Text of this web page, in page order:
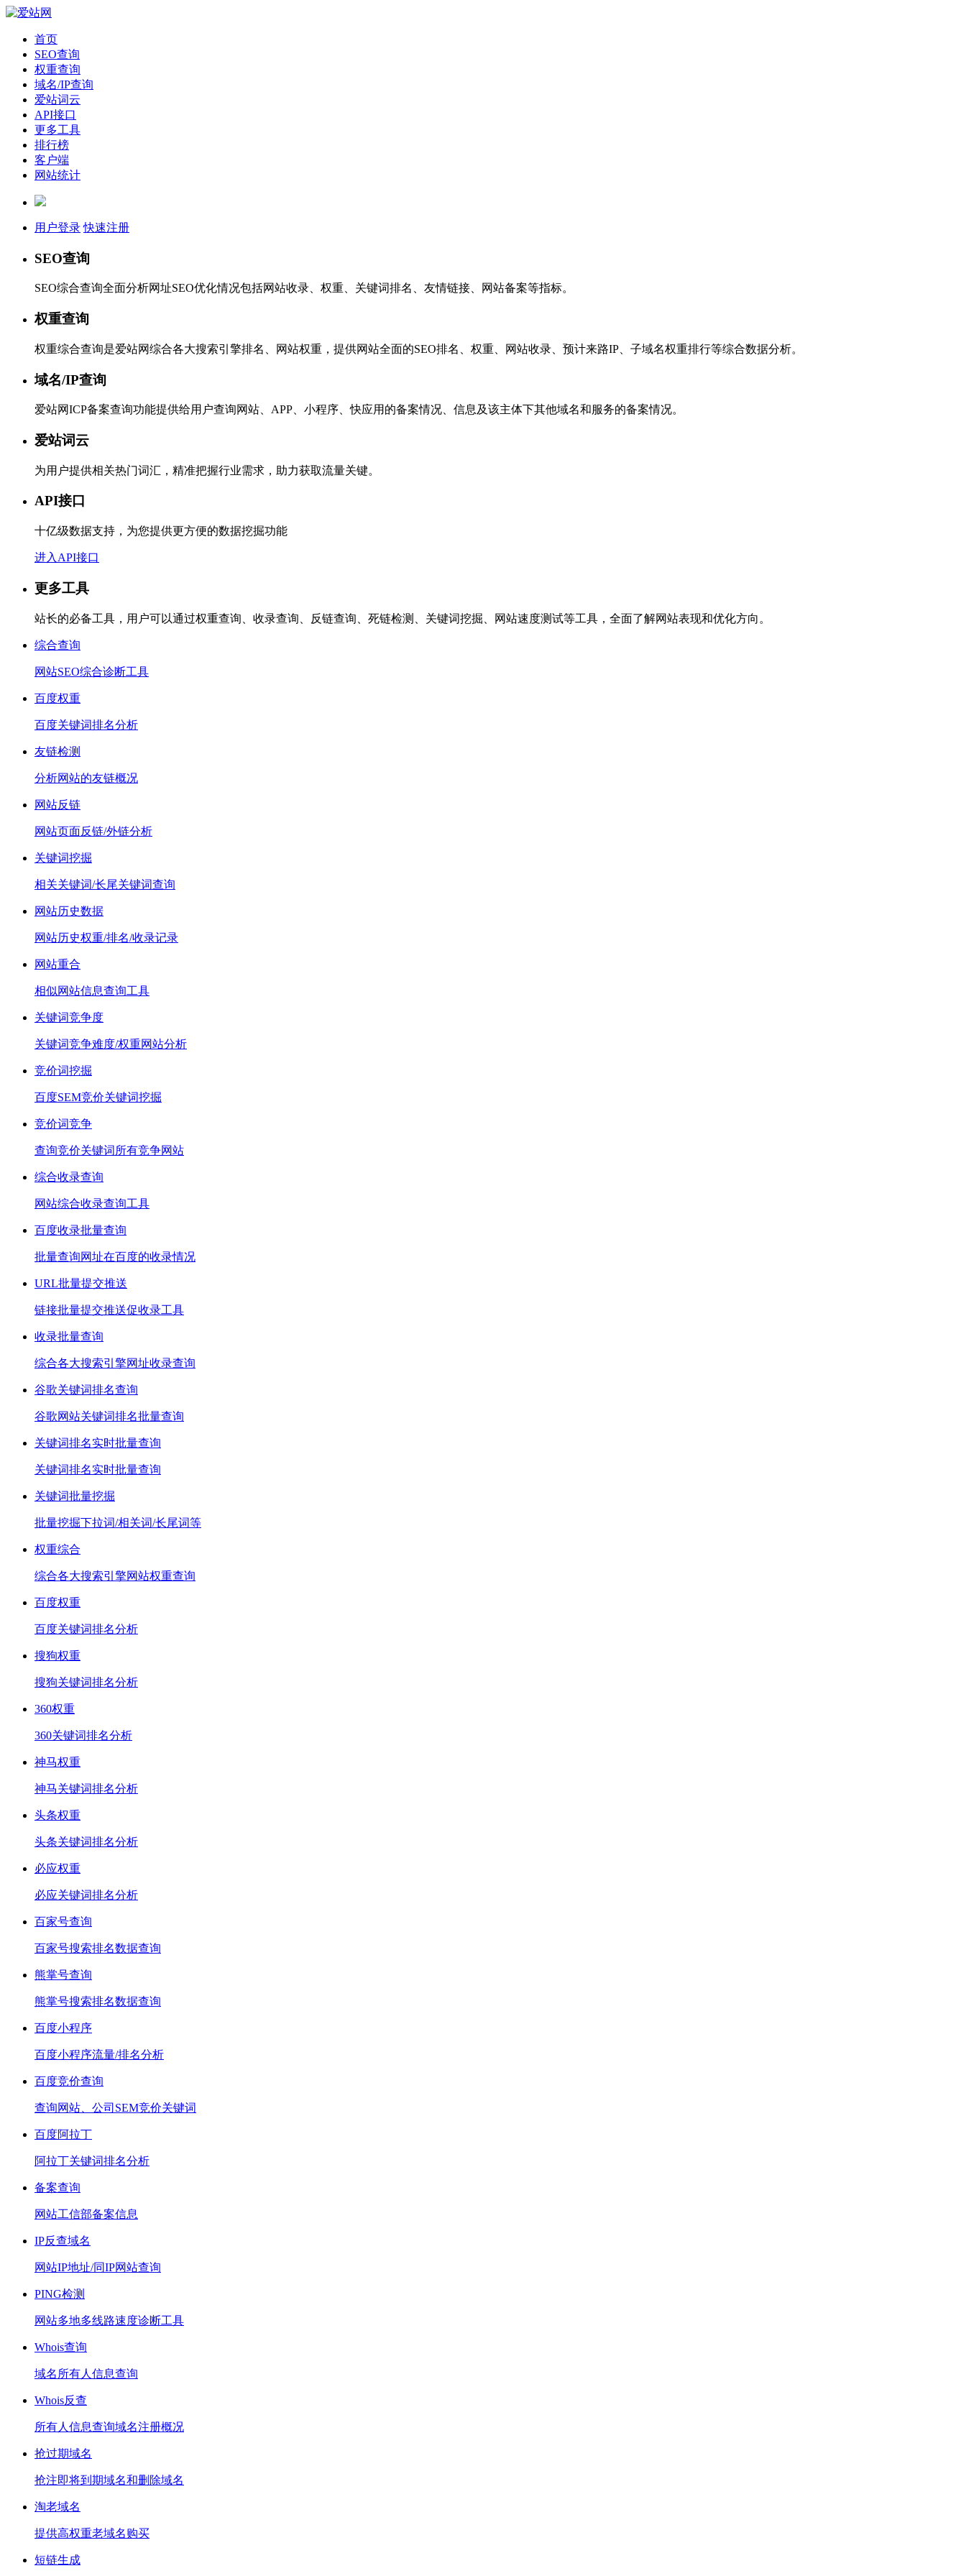
首页
SEO查询
权重查询
域名/IP查询
爱站词云
API接口
更多工具
排行榜
客户端
网站统计
用户登录 快速注册
SEO查询
SEO综合查询全面分析网址SEO优化情况包括网站收录、权重、关键词排名、友情链接、网站备案等指标。
权重查询
权重综合查询是爱站网综合各大搜索引擎排名、网站权重，提供网站全面的SEO排名、权重、网站收录、预计来路IP、子域名权重排行等综合数据分析。
域名/IP查询
爱站网ICP备案查询功能提供给用户查询网站、APP、小程序、快应用的备案情况、信息及该主体下其他域名和服务的备案情况。
爱站词云
为用户提供相关热门词汇，精准把握行业需求，助力获取流量关键。
API接口
十亿级数据支持，为您提供更方便的数据挖掘功能
进入API接口
更多工具
站长的必备工具，用户可以通过权重查询、收录查询、反链查询、死链检测、关键词挖掘、网站速度测试等工具，全面了解网站表现和优化方向。
综合查询
网站SEO综合诊断工具
百度权重
百度关键词排名分析
友链检测
分析网站的友链概况
网站反链
网站页面反链/外链分析
关键词挖掘
相关关键词/长尾关键词查询
网站历史数据
网站历史权重/排名/收录记录
网站重合
相似网站信息查询工具
关键词竞争度
关键词竞争难度/权重网站分析
竞价词挖掘
百度SEM竞价关键词挖掘
竞价词竞争
查询竞价关键词所有竞争网站
综合收录查询
网站综合收录查询工具
百度收录批量查询
批量查询网址在百度的收录情况
URL批量提交推送
链接批量提交推送促收录工具
收录批量查询
综合各大搜索引擎网址收录查询
谷歌关键词排名查询
谷歌网站关键词排名批量查询
关键词排名实时批量查询
关键词排名实时批量查询
关键词批量挖掘
批量挖掘下拉词/相关词/长尾词等
权重综合
综合各大搜索引擎网站权重查询
百度权重
百度关键词排名分析
搜狗权重
搜狗关键词排名分析
360权重
360关键词排名分析
神马权重
神马关键词排名分析
头条权重
头条关键词排名分析
必应权重
必应关键词排名分析
百家号查询
百家号搜索排名数据查询
熊掌号查询
熊掌号搜索排名数据查询
百度小程序
百度小程序流量/排名分析
百度竞价查询
查询网站、公司SEM竞价关键词
百度阿拉丁
阿拉丁关键词排名分析
备案查询
网站工信部备案信息
IP反查域名
网站IP地址/同IP网站查询
PING检测
网站多地多线路速度诊断工具
Whois查询
域名所有人信息查询
Whois反查
所有人信息查询域名注册概况
抢过期域名
抢注即将到期域名和删除域名
淘老域名
提供高权重老域名购买
短链生成